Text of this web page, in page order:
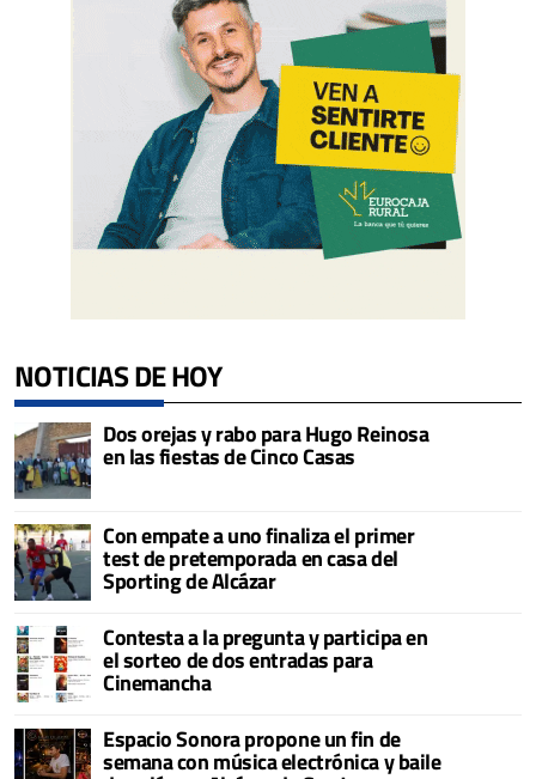
NOTICIAS DE HOY
Dos orejas y rabo para Hugo Reinosa
en las fiestas de Cinco Casas
Con empate a uno finaliza el primer
test de pretemporada en casa del
Sporting de Alcázar
Contesta a la pregunta y participa en
el sorteo de dos entradas para
Cinemancha
Espacio Sonora propone un fin de
semana con música electrónica y baile